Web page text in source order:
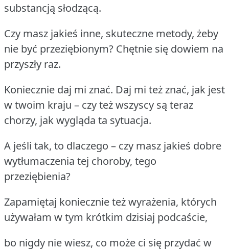
substancją słodzącą.
Czy masz jakieś inne, skuteczne metody, żeby
nie być przeziębionym? Chętnie się dowiem na
przyszły raz.
Koniecznie daj mi znać. Daj mi też znać, jak jest
w twoim kraju – czy też wszyscy są teraz
chorzy, jak wygląda ta sytuacja.
A jeśli tak, to dlaczego – czy masz jakieś dobre
wytłumaczenia tej choroby, tego
przeziębienia?
Zapamiętaj koniecznie też wyrażenia, których
używałam w tym krótkim dzisiaj podcaście,
bo nigdy nie wiesz, co może ci się przydać w